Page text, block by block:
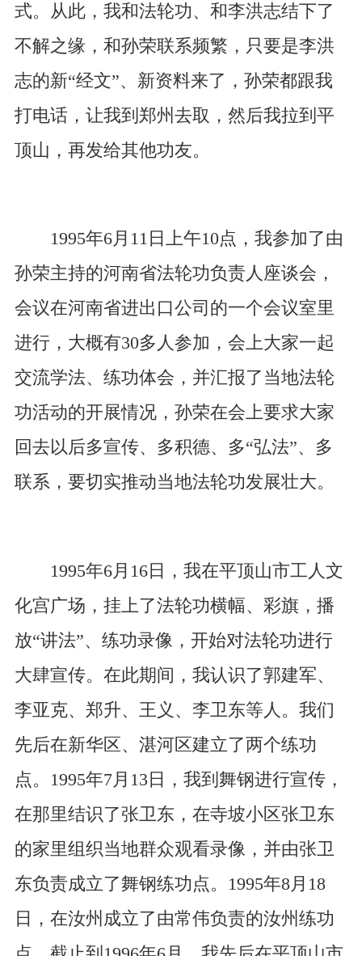
式。从此，我和法轮功、和李洪志结下了
不解之缘，和孙荣联系频繁，只要是李洪
志的新“经文”、新资料来了，孙荣都跟我
打电话，让我到郑州去取，然后我拉到平
顶山，再发给其他功友。
1995年6月11日上午10点，我参加了由
孙荣主持的河南省法轮功负责人座谈会，
会议在河南省进出口公司的一个会议室里
进行，大概有30多人参加，会上大家一起
交流学法、练功体会，并汇报了当地法轮
功活动的开展情况，孙荣在会上要求大家
回去以后多宣传、多积德、多“弘法”、多
联系，要切实推动当地法轮功发展壮大。
1995年6月16日，我在平顶山市工人文
化宫广场，挂上了法轮功横幅、彩旗，播
放“讲法”、练功录像，开始对法轮功进行
大肆宣传。在此期间，我认识了郭建军、
李亚克、郑升、王义、李卫东等人。我们
先后在新华区、湛河区建立了两个练功
点。1995年7月13日，我到舞钢进行宣传，
在那里结识了张卫东，在寺坡小区张卫东
的家里组织当地群众观看录像，并由张卫
东负责成立了舞钢练功点。1995年8月18
日，在汝州成立了由常伟负责的汝州练功